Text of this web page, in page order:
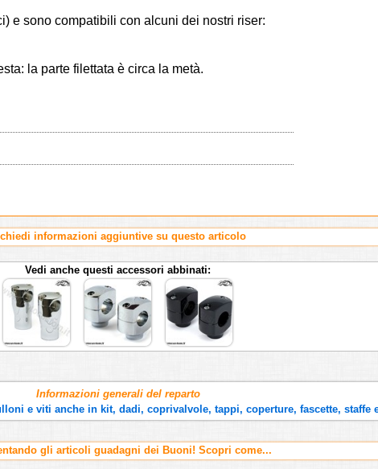
e sono compatibili con alcuni dei nostri riser:
la parte filettata è circa la metà.
informazioni aggiuntive su questo articolo
Vedi anche questi accessori abbinati:
Informazioni generali del reparto
e viti anche in kit, dadi, coprivalvole, tappi, coperture, fascette, staffe
gli articoli guadagni dei Buoni! Scopri come...